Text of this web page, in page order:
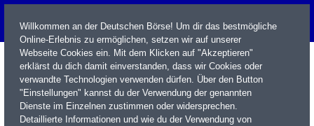
Willkommen an der Deutschen Börse! Um dir das bestmögliche
Online-Erlebnis zu ermöglichen, setzen wir auf unserer
Webseite Cookies ein. Mit dem Klicken auf "Akzeptieren"
erklärst du dich damit einverstanden, dass wir Cookies oder
verwandte Technologien verwenden dürfen. Über den Button
"Einstellungen" kannst du der Verwendung der genannten
Dienste im Einzelnen zustimmen oder widersprechen.
Detaillierte Informationen und wie du der Verwendung von